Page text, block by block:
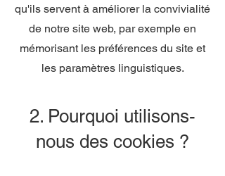
qu'ils servent à améliorer la convivialité
de notre site web, par exemple en
mémorisant les préférences du site et
les paramètres linguistiques.
2. Pourquoi utilisons-
nous des cookies ?